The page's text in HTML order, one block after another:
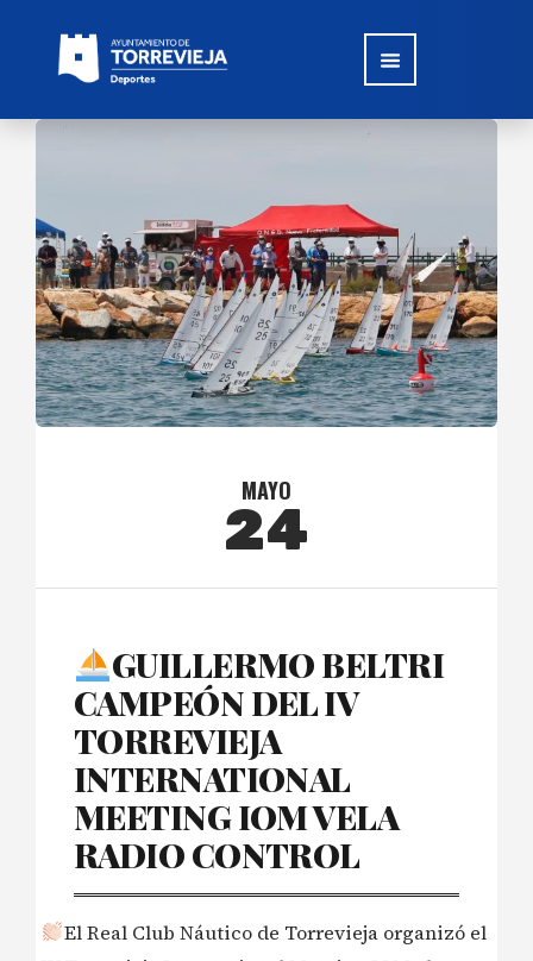
MAYO
24
GUILLERMO BELTRI
CAMPEÓN DEL IV
TORREVIEJA
INTERNATIONAL
MEETING IOM VELA
RADIO CONTROL
El Real Club Náutico de Torrevieja organizó el